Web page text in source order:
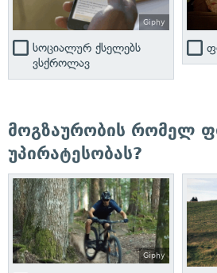
Giphy
სოციალურ ქსელებს
ვსქროლავ
მოგზაურობის რომელ
უპირატესობას?
Giphy